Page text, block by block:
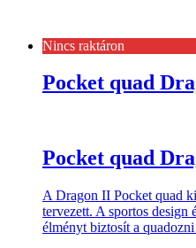
Nincs raktáron
Pocket quad
Pocket quad
A Dragon II Pocket quad
tervezett. A sportos design
élményt biztosít a